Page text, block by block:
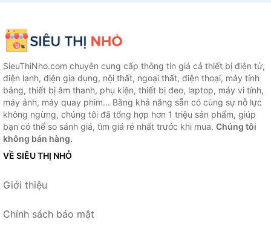
SieuThiNho.com chuyên cung cấp thông tin giá cả thiết bị điện tử,
điện lạnh, điện gia dụng, nội thất, ngoại thất, điện thoại, máy tính
bảng, thiết bị âm thanh, phụ kiện, thiết bị đeo, laptop, máy vi tính,
máy ảnh, máy quay phim... Bằng khả năng sẵn có cùng sự nỗ lực
không ngừng, chúng tôi đã tổng hợp hơn 1 triệu sản phẩm, giúp
bạn có thể so sánh giá, tìm giá rẻ nhất trước khi mua. Chúng tôi
không bán hàng.
VỀ SIÊU THỊ NHỎ
Giới thiệu
Chính sách bảo mật